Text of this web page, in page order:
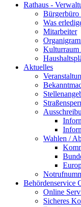
Rathaus -
Bürgerbüro
Was
Mitarbeiter
Kulturraum
Aktuelles
Wahlen /
Behördenservice
Online
Sicheres